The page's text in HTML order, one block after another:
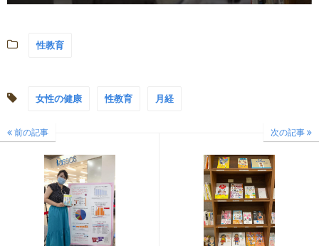
性教育
女性の健康 性教育 月経
前の記事 次の記事